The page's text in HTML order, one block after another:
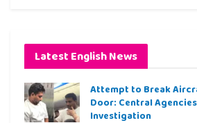
Latest English News
Attempt to Break
Door: Central
Investigation